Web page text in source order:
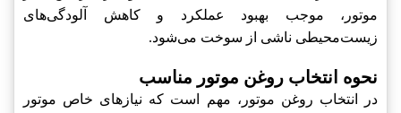
موتور، موجب بهبود عملکرد و کاهش آلودگی‌های
زیست‌محیطی ناشی از سوخت می‌شود.
نحوه انتخاب روغن موتور مناسب
در انتخاب روغن موتور، مهم است که نیازهای خاص موتور